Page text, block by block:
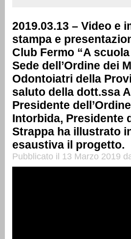
2019.03.13 – Video e
stampa e
Club Fermo “A
Sede dell’Ordine dei
Odontoiatri della
saluto della dott.ssa
Presidente
Intorbida, Presidente
Strappa ha illustrato
esaustiva il progetto.
Pubblicato il 13 Marzo 2019